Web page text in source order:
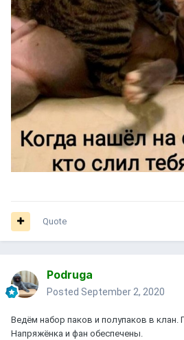
Quote
Podruga
Posted September 2, 2020
Ведём набор паков и полупаков в клан.
Напряжёнка и фан обеспечены.